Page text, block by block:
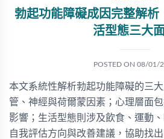
勃起功能障礙成因完整解析
活型態三大
POSTED ON 08/01/
本文系統性解析勃起功能障礙的三
管、神經與荷爾蒙因素；心理層面
影響；生活型態則涉及飲食、運動
自我評估方向與改善建議，協助找